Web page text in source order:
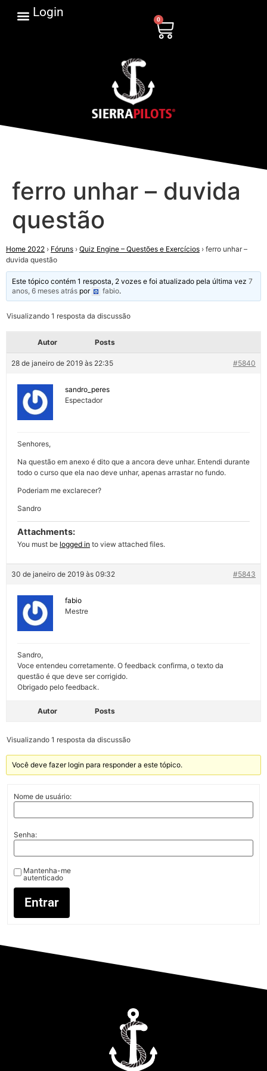
Login
0
ferro unhar – duvida
questão
Home 2022 › Fóruns › Quiz Engine – Questões e Exercícios › ferro unhar –
duvida questão
Este tópico contém 1 resposta, 2 vozes e foi atualizado pela última vez7
anos, 6 meses atrás por fabio.
Visualizando 1 resposta da discussão
Autor Posts
28 de janeiro de 2019 às 22:35 #5840
sandro_peres
Espectador
Senhores,
Na questão em anexo é dito que a ancora deve unhar. Entendi durante
todo o curso que ela nao deve unhar, apenas arrastar no fundo.
Poderiam me exclarecer?
Sandro
Attachments:
You must be logged in to view attached files.
30 de janeiro de 2019 às 09:32 #5843
fabio
Mestre
Sandro,
Voce entendeu corretamente. O feedback confirma, o texto da
questão é que deve ser corrigido.
Obrigado pelo feedback.
Autor Posts
Visualizando 1 resposta da discussão
Você deve fazer login para responder a este tópico.
Nome de usuário:
Senha:
Mantenha-me
autenticado
Entrar